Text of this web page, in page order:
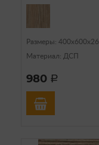
Размеры: 400х600х26
Материал: ДСП
980 a